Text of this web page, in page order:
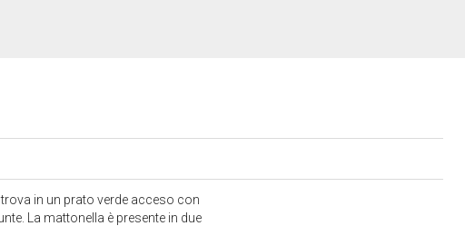
in un prato verde acceso con
La mattonella è presente in due